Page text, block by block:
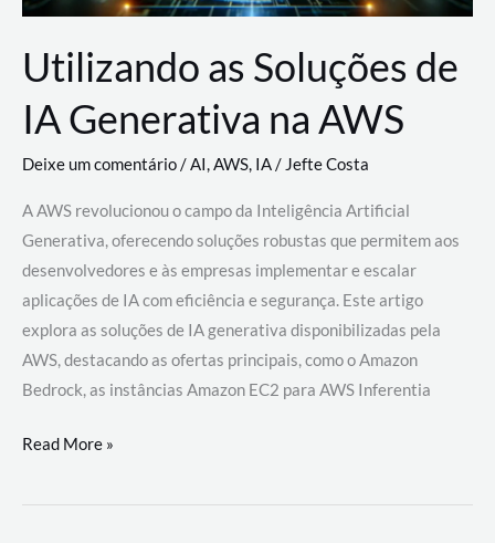
Utilizando as Soluções de
IA Generativa na AWS
Deixe um comentário/AI,AWS, IA/Jefte Costa
A AWS revolucionou o campo da Inteligência Artificial
Generativa, oferecendo soluções robustas que permitem aos
desenvolvedores e às empresas implementar e escalar
aplicações de IA com eficiência e segurança. Este artigo
explora as soluções de IA generativa disponibilizadas pela
AWS, destacando as ofertas principais, como o Amazon
Bedrock, as instâncias Amazon EC2 para AWS Inferentia
Utilizando
Soluções
Read More »